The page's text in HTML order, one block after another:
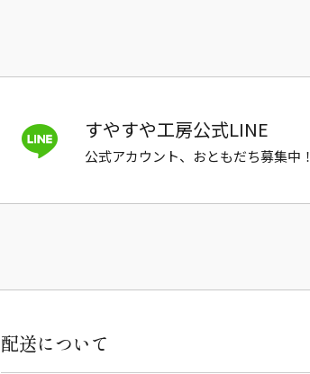
すやすや工房公式LINE
公式アカウント、おともだち募集中！
配送について